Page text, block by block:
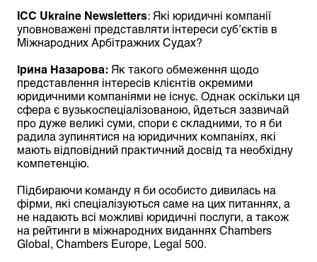
ICC Ukraine Newsletters: Які юридичні компанії
уповноважені представляти інтереси суб’єктів в
Міжнародних Арбітражних Судах?
Ірина Назарова: Як такого обмеження щодо
представлення інтересів клієнтів окремими
юридичними компаніями не існує. Однак оскільки ця
сфера є вузькоспеціалізованою, йдеться зазвичай
про дуже великі суми, спори є складними, то я би
радила зупинятися на юридичних компаніях, які
мають відповідний практичний досвід та необхідну
компетенцію.
Підбираючи команду я би особисто дивилась на
фірми, які спеціалізуються саме на цих питаннях, а
не надають всі можливі юридичні послуги, а також
на рейтинги в міжнародних виданнях Chambers
Global, Chambers Europe, Legal 500.